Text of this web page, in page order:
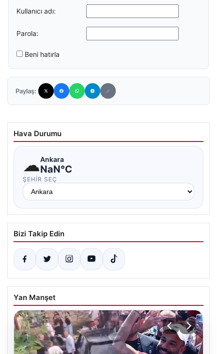
Kullanıcı adı:
Parola:
Beni hatırla
Paylaş:
Hava Durumu
☁Ankara
NaN°C
ŞEHIR SEÇ
Bizi Takip Edin
Yan Manşet